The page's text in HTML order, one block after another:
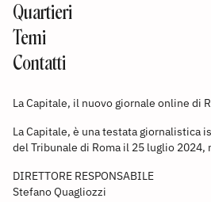
Quartieri
Temi
Contatti
La Capitale, il nuovo giornale online di
La Capitale, è una testata giornalistica
del Tribunale di Roma il 25 luglio 2024,
DIRETTORE RESPONSABILE
Stefano Quagliozzi